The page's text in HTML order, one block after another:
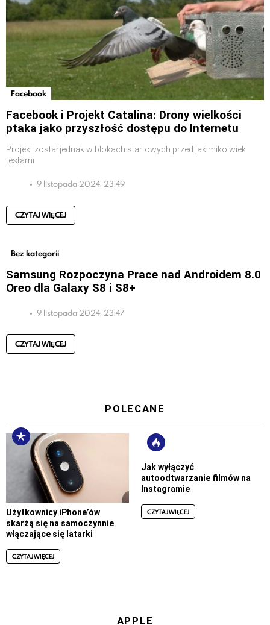
Facebook
Facebook i Projekt Catalina: Drony wielkości
ptaka jako przyszłość dostępu do Internetu
Projekt został jednak w blokach startowych przed jakimikolwiek
testami
9 listopada 2024, 23:49
CZYTAJ WIĘCEJ
Bez kategorii
Samsung Rozpoczyna Prace nad Androidem 8.0
Oreo dla Galaxy S8 i S8+
9 listopada 2024, 23:47
CZYTAJ WIĘCEJ
POLECANE
Użytkownicy iPhone’ów
skarżą się na samoczynnie
włączające się latarki
CZYTAJ WIĘCEJ
Jak wyłączyć
autoodtwarzanie filmów na
Instagramie
CZYTAJ WIĘCEJ
APPLE